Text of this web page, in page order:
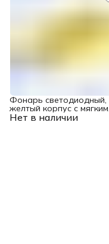
Нет в наличии
Фонарь светодиодный,
желтый корпус с мягким
покрытием, 9 Led, 3хААА